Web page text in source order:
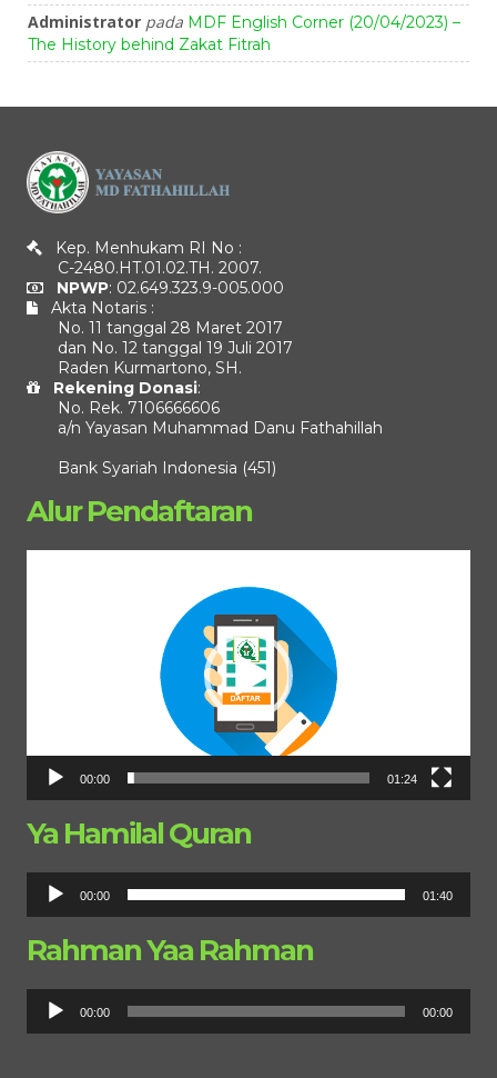
Administrator pada MDF English Corner (20/04/2023) –
The History behind Zakat Fitrah
Kep. Menhukam RI No :
C-2480.HT.01.02.TH. 2007.
NPWP: 02.649.323.9-005.000
Akta Notaris :
No. 11 tanggal 28 Maret 2017
dan No. 12 tanggal 19 Juli 2017
Raden Kurmartono, SH.
Rekening Donasi:
No. Rek. 7106666606
a/n Yayasan Muhammad Danu Fathahillah
Bank Syariah Indonesia (451)
Alur Pendaftaran
00:00 01:24
Ya Hamilal Quran
Pemutar
Audio
00:00 01:40
Rahman Yaa Rahman
Pemutar
Audio
00:00 00:00